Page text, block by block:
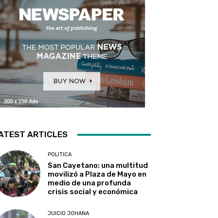
ARTICLES
POLITICA
San Cayetano: una multitud
movilizó a Plaza de Mayo en
medio de una profunda
crisis social y económica
JUICIO JOHANA